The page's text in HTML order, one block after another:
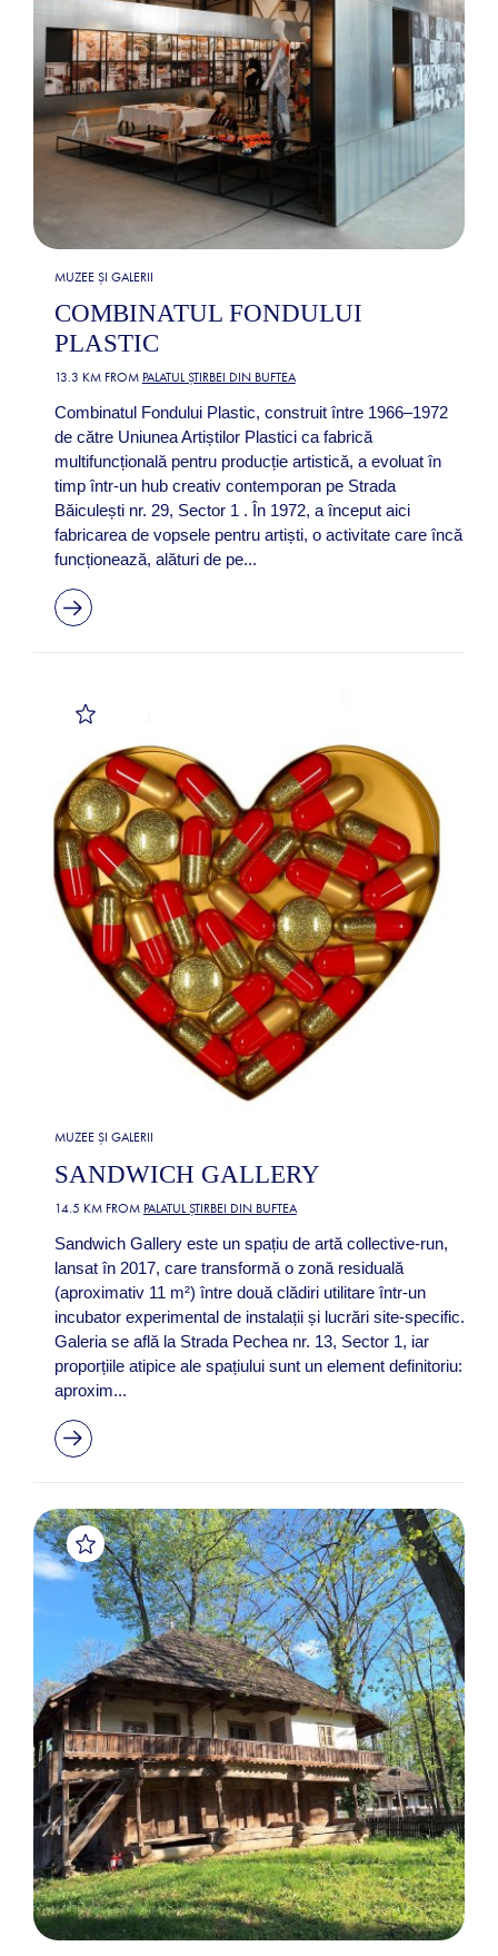
MUZEE ȘI GALERII
COMBINATUL FONDULUI
PLASTIC
13.3 KM FROM PALATUL ȘTIRBEI DIN BUFTEA
Combinatul Fondului Plastic, construit între 1966–1972
de către Uniunea Artiștilor Plastici ca fabrică
multifuncțională pentru producție artistică, a evoluat în
timp într-un hub creativ contemporan pe Strada
Băiculești nr. 29, Sector 1 . În 1972, a început aici
fabricarea de vopsele pentru artiști, o activitate care încă
funcționează, alături de pe...
MUZEE ȘI GALERII
SANDWICH GALLERY
14.5 KM FROM PALATUL ȘTIRBEI DIN BUFTEA
Sandwich Gallery este un spațiu de artă collective-run,
lansat în 2017, care transformă o zonă residuală
(aproximativ 11 m²) între două clădiri utilitare într-un
incubator experimental de instalații și lucrări site-specific.
Galeria se află la Strada Pechea nr. 13, Sector 1, iar
proporțiile atipice ale spațiului sunt un element definitoriu:
aproxim...